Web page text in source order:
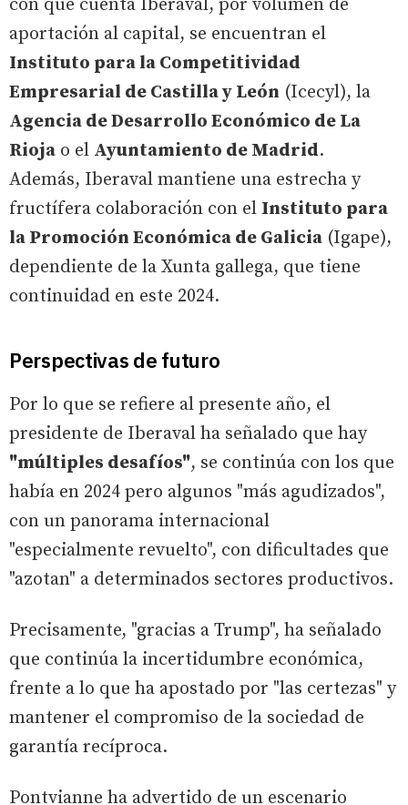
con que cuenta Iberaval, por volumen de
aportación al capital, se encuentran el
Instituto para la Competitividad
Empresarial de Castilla y León (Icecyl), la
Agencia de Desarrollo Económico de La
Rioja o el Ayuntamiento de Madrid.
Además, Iberaval mantiene una estrecha y
fructífera colaboración con el Instituto para
la Promoción Económica de Galicia (Igape),
dependiente de la Xunta gallega, que tiene
continuidad en este 2024.
Perspectivas de futuro
Por lo que se refiere al presente año, el
presidente de Iberaval ha señalado que hay
"múltiples desafíos", se continúa con los que
había en 2024 pero algunos "más agudizados",
con un panorama internacional
"especialmente revuelto", con dificultades que
"azotan" a determinados sectores productivos.
Precisamente, "gracias a Trump", ha señalado
que continúa la incertidumbre económica,
frente a lo que ha apostado por "las certezas" y
mantener el compromiso de la sociedad de
garantía recíproca.
Pontvianne ha advertido de un escenario